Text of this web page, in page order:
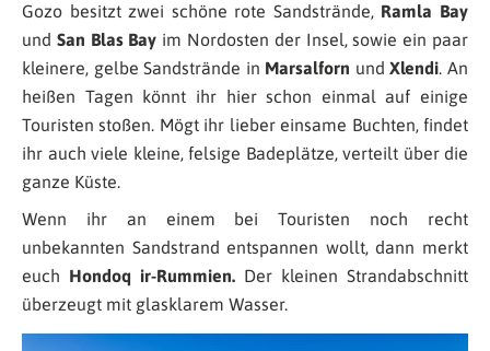
Gozo besitzt zwei schöne rote Sandstrände, Ramla Bay
und San Blas Bay im Nordosten der Insel, sowie ein paar
kleinere, gelbe Sandstrände in Marsalforn undXlendi. An
heißen Tagen könnt ihr hier schon einmal auf einige
Touristen stoßen. Mögt ihr lieber einsame Buchten, findet
ihr auch viele kleine, felsige Badeplätze, verteilt über die
ganze Küste.
Wenn ihr an einem bei Touristen noch recht
unbekannten Sandstrand entspannen wollt, dann merkt
euch Hondoq ir-Rummien. Der kleinen Strandabschnitt
überzeugt mit glasklarem Wasser.